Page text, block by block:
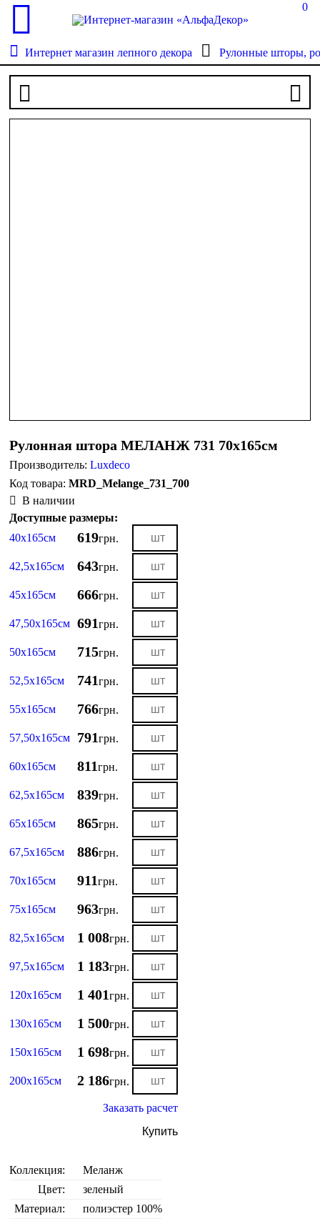
0
Интернет магазин лепного декора Рулонные шторы,
Рулонная штора МЕЛАНЖ 731 70х165см
Производитель:Luxdeco
MRD_Melange_731_700
В наличии
Доступные размеры:
40х165см
619грн.
42,5х165см 643грн.
45х165см 666грн.
47,50х165см 691грн.
50х165см 715грн.
52,5х165см 741грн.
55х165см 766грн.
57,50х165см 791грн.
60х165см 811грн.
62,5х165см 839грн.
65х165см 865грн.
67,5х165см 886грн.
70х165см 911грн.
75х165см 963грн.
82,5х165см 1 008грн.
97,5х165см 1 183грн.
120х165см 1 401грн.
130х165см 1 500грн.
150х165см 1 698грн.
200х165см 2 186грн.
Заказать расчет
Купить
Коллекция:
Меланж
Цвет:
зеленый
Материал:
полиэстер 100%